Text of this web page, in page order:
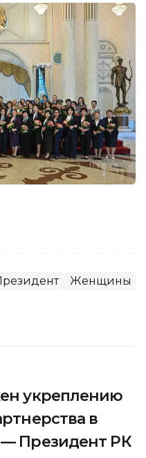
Женщины
укреплению
в
Президент РК